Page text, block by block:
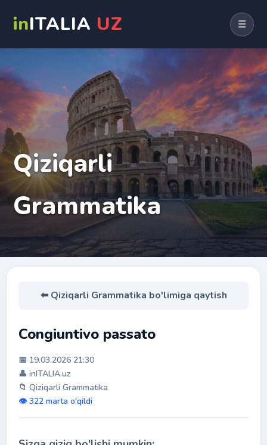
inITALIA UZ ☰
Qiziqarli
Grammatika
⬅ Qiziqarli Grammatika bo'limiga qaytish
Congiuntivo passato
📅 19.03.2026 21:30
👤 inITALIA.uz
📁 Qiziqarli Grammatika
👁️ 322 marta o'qildi